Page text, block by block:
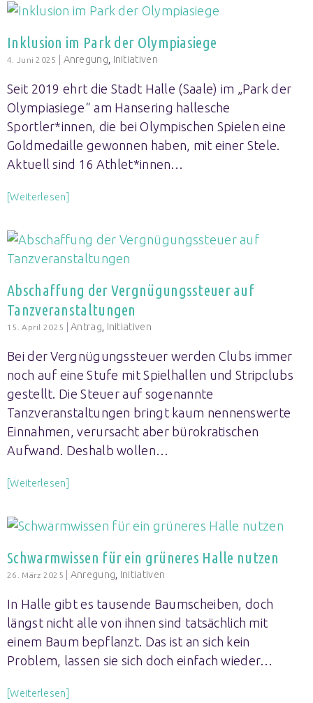
Inklusion im Park der Olympiasiege
4. Juni 2025 Anregung Initiativen
Seit 2019 ehrt die Stadt Halle (Saale) im „Park der
Olympiasiege“ am Hansering hallesche
Sportler*innen, die bei Olympischen Spielen eine
Goldmedaille gewonnen haben, mit einer Stele.
Aktuell sind 16 Athlet*innen…
[Weiterlesen]
Abschaffung der Vergnügungssteuer auf
Tanzveranstaltungen
15. April 2025 Antrag Initiativen
Bei der Vergnügungssteuer werden Clubs immer
noch auf eine Stufe mit Spielhallen und Stripclubs
gestellt. Die Steuer auf sogenannte
Tanzveranstaltungen bringt kaum nennenswerte
Einnahmen, verursacht aber bürokratischen
Aufwand. Deshalb wollen…
[Weiterlesen]
Schwarmwissen für ein grüneres Halle nutzen
26. März 2025 Anregung Initiativen
In Halle gibt es tausende Baumscheiben, doch
längst nicht alle von ihnen sind tatsächlich mit
einem Baum bepflanzt. Das ist an sich kein
Problem, lassen sie sich doch einfach wieder…
[Weiterlesen]